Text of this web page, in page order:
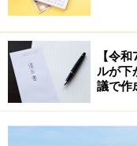
は平等。加えて民法
をしただけでは相
す。
【令
ルが下
議で作